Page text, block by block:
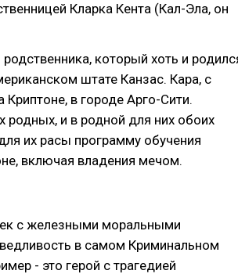
Кларка Кента (Кал-Эла, он
который хоть и
штате Канзас. Кара, с
Криптоне, в городе Арго-Сити.
и в родной для них обоих
их расы программу обучения
включая владения мечом.
с железными моральными
в самом Криминальном
- это герой с трагедией